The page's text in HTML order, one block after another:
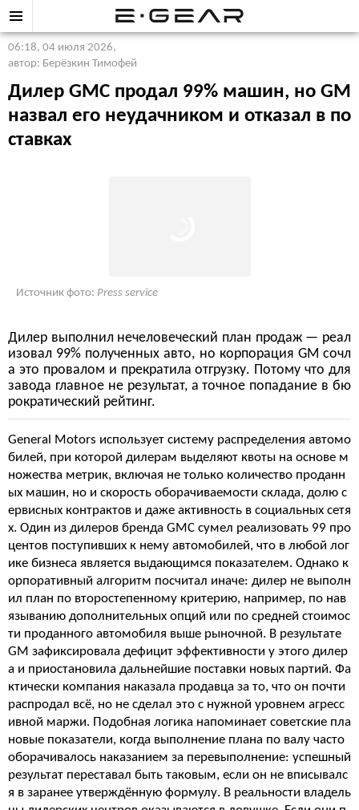
06:18, 04 июля 2026,
автор: Берёзкин Тимофей
Дилер GMC продал 99% машин, но GM
назвал его неудачником и отказал в по
ставках
Источник фото: Press service
Дилер выполнил нечеловеческий план продаж — реал
изовал 99% полученных авто, но корпорация GM сочл
а это провалом и прекратила отгрузку. Потому что для
завода главное не результат, а точное попадание в бю
рократический рейтинг.
General Motors использует систему распределения автомо
билей, при которой дилерам выделяют квоты на основе м
ножества метрик, включая не только количество проданн
ых машин, но и скорость оборачиваемости склада, долю с
ервисных контрактов и даже активность в социальных сетя
х. Один из дилеров бренда GMC сумел реализовать 99 про
центов поступивших к нему автомобилей, что в любой лог
ике бизнеса является выдающимся показателем. Однако к
орпоративный алгоритм посчитал иначе: дилер не выполн
ил план по второстепенному критерию, например, по нав
языванию дополнительных опций или по средней стоимос
ти проданного автомобиля выше рыночной. В результате
GM зафиксировала дефицит эффективности у этого дилер
а и приостановила дальнейшие поставки новых партий. Фа
ктически компания наказала продавца за то, что он почти
распродал всё, но не сделал это с нужной уровнем агресс
ивной маржи. Подобная логика напоминает советские пла
новые показатели, когда выполнение плана по валу часто
оборачивалось наказанием за перевыполнение: успешный
результат переставал быть таковым, если он не вписывалс
я в заранее утверждённую формулу. В реальности владель